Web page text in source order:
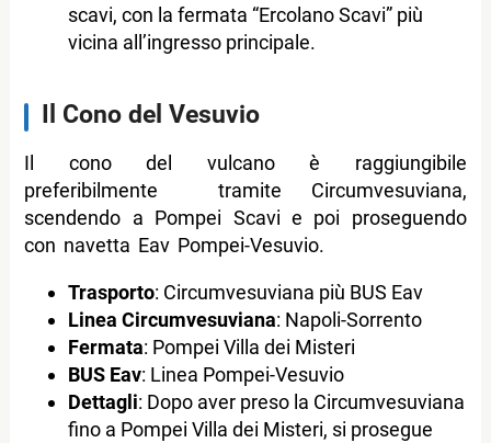
scavi, con la fermata “Ercolano Scavi” più
vicina all’ingresso principale.
Il Cono del Vesuvio
Il cono del vulcano è raggiungibile
preferibilmente tramite Circumvesuviana,
scendendo a Pompei Scavi e poi proseguendo
con navetta Eav Pompei-Vesuvio.
Trasporto: Circumvesuviana più BUS Eav
Linea Circumvesuviana: Napoli-Sorrento
Fermata: Pompei Villa dei Misteri
BUS Eav: Linea Pompei-Vesuvio
Dettagli: Dopo aver preso la Circumvesuviana
fino a Pompei Villa dei Misteri, si prosegue